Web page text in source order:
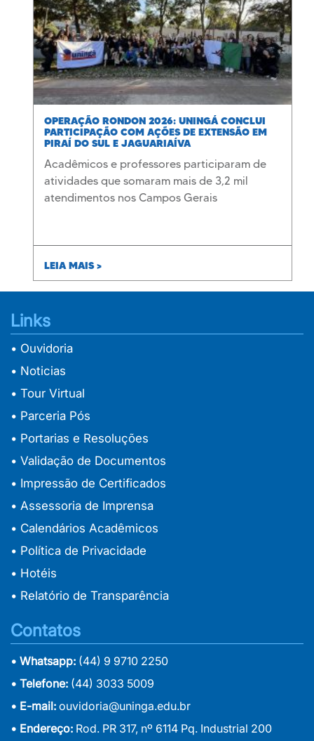
OPERAÇÃO RONDON 2026: UNINGÁ CONCLUI
PARTICIPAÇÃO COM AÇÕES DE EXTENSÃO EM
PIRAÍ DO SUL E JAGUARIAÍVA
Acadêmicos e professores participaram de
atividades que somaram mais de 3,2 mil
atendimentos nos Campos Gerais
LEIA MAIS >
Links
• Ouvidoria
• Noticias
• Tour Virtual
• Parceria Pós
• Portarias e Resoluções
• Validação de Documentos
• Impressão de Certificados
• Assessoria de Imprensa
• Calendários Acadêmicos
• Política de Privacidade
• Hotéis
• Relatório de Transparência
Contatos
• Whatsapp: (44) 9 9710 2250
• Telefone: (44) 3033 5009
• E-mail: ouvidoria@uninga.edu.br
• Endereço: Rod. PR 317, nº 6114 Pq. Industrial 200